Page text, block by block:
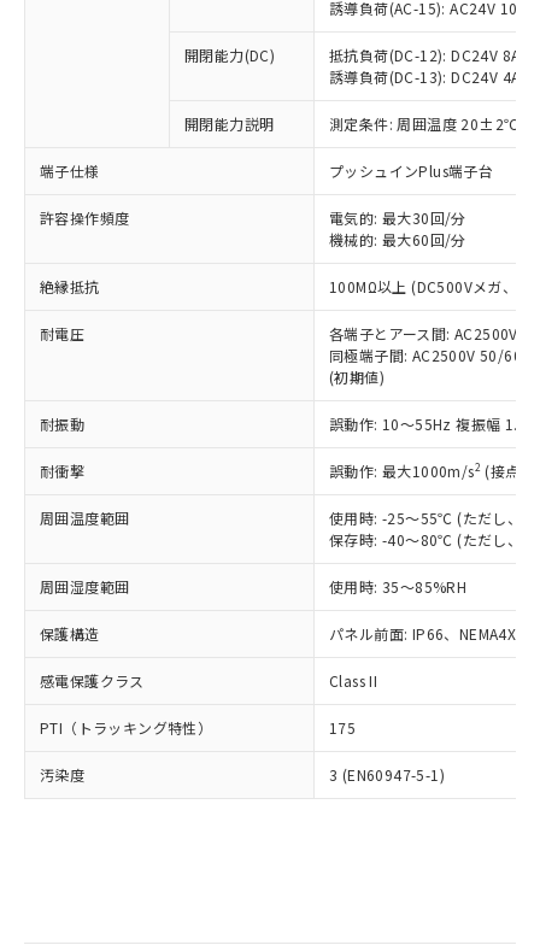
誘導負荷(AC-15): AC24V
開閉能力(DC)
抵抗負荷(DC-12): DC24V 8A/
誘導負荷(DC-13): DC24V 4A/
開閉能力説明 測定条件: 周囲温度 20±2℃、
端子仕様 プッシュインPlus端子台
許容操作頻度
電気的: 最大30回/分
機械的: 最大60回/分
絶縁抵抗 100MΩ以上 (DC500Vメガ、点
耐電圧
各端子とアース間: AC2500V
同極端子間: AC2500V 50/
(初期値)
耐振動 誤動作: 10～55Hz 複振幅
耐衝撃 誤動作: 最大1000m/s2 (接点
周囲温度範囲
使用時: -25～55℃ (ただし、氷
保存時: -40～80℃ (ただし、氷
周囲湿度範囲 使用時: 35～85%RH
保護構造 パネル前面: IP66、NEMA4X,
感電保護クラス Class II
PTI（トラッキング特性） 175
汚染度 3 (EN60947-5-1)
本サービスの対象外となる商品もある
在庫状況および標準価格照会結果は、
記載している更新日時点での社内デー
タに基づき作成されるものであり、閲
覧された時点での実際の在庫および標
準価格とは異なる場合があることをご
正式な納期状況および標準価格はお客
様のお取引先、またはお客様担当のオ
ムロン制御機器販売店・当社販売員に
販売ネットワーク
」をご確認
在庫状況および標準価格結果を当社の
事前の承諾なく第三者に漏洩または開
示しないようお願いします。
マイパーツ機能（部品リスト作成サー
ビス）をご利用いただくには、I-Web
メンバーズにご登録されている必要が
登録された部品リストについて、当社
および当社の共同利用者が、当社の製
品・サービスに関するお客様との取
引・商談に必要な範囲で利用すること
※当社の共同利用者とは、"個人情報
の「1.共同利
用者の範囲」に記載されている法人を
指します。
いたものが、含有品と判明した場合などや
むを得ず変更することがあります。
鉛(Pb) 1000ppm以下、 水銀(Hg) 1000ppm以下、 カド
類(PBB) 1000ppm以下、ポリ臭化ジフェニルエーテル類
(PBDE) 1000ppm以下、フタル酸ビス(2-エチルヘキシ
ル) (DEHP)(別名：DOP) 1000ppm以下、フタル酸ブチ
ルベンジル（BBP） 1000ppm以下、フタル酸ジブチル
（DBP） 1000ppm以下、フタル酸ジイソブチル
但し、RoHS指令で産業用監視および制御機器に対する
図的な使用がないことを確認しています。
部品在庫の切り替え状況などにより、予定
月が前後することがあります。
※3 非含有証明書ダウンロード
下記の非含有証明書をダウンロードするこ
EU RoHS指令（10物質）の非含有証明書
51物質の非含有証明書（当社基準）
※本証明書は発行日時点で非含有を証明す
るもので、過去に遡って非含有を証明する
既に当社にて対応品への在庫切替を完了
基準値を超えていることを示します。
「－」：未確認です。当社販売部門へお問
*中国RoHS10物質の基準値 (GB/T26572)：
Pb(鉛) :1000ppm、 Hg(水銀) : 1000ppm、 Cd(カドミウ
ム) : 100ppm、
Cr(Ⅵ)(六価クロム) : 1000ppm、 PBBs(ポリ臭化ビフェ
ニル類) : 1000ppm、 PBDEs(ポリ臭化ジフェニルエーテ
ル類) : 1000ppm、
DBP(フタル酸ジブチル) : 1000ppm、 DIBP(フタル酸ジ
イソブチル) : 1000ppm、 BBP(フタル酸ブチルベンジ
DEHP(フタル酸ビス(2-エチルヘキシル)) : 1000ppm
準値以下であることを示します。
「10」：通常の使用状況下において有害物
質が外部に漏えいし、環境に深刻な影響を
及ぼさない年数を意味します。
「－」：未確認です。当社販売部門へお問
当社は、これら貴社製品のうち、外国
為替および外国貿易法に定める商品
（以下｢規制貨物等」という）を輸出
国政府の輸出許可(または役務取引許
可)を取得するなどの必要な手続きを
当社は規制貨物を破棄する場合は、完
全に破砕するなど、違法に輸出されな
いよう必要な手段を講じます。
当社は貴社製品を、核兵器、ミサイ
ル、化学兵器、生物兵器またはその他
武器並びにこれらの製造装置等に一切
当社は、貴社製品を第三者に販売する
場合は、上記1、2および3の内容を当
該第三者に通知します。また当社は、
販売先および販売に係わる関係者が違
法に輸出するおそれがある場合は、取
り引きをいたしません。
説明
一定数以上の在庫あり
一定数には満たないが在庫あり
在庫なし(最新の在庫状況につ
いては、お客様のお取引先、ま
たはお客様担当のオムロン制御
機器販売店・当社販売員にご確
受注生産機種、また在庫状況の
情報を公開していない機種